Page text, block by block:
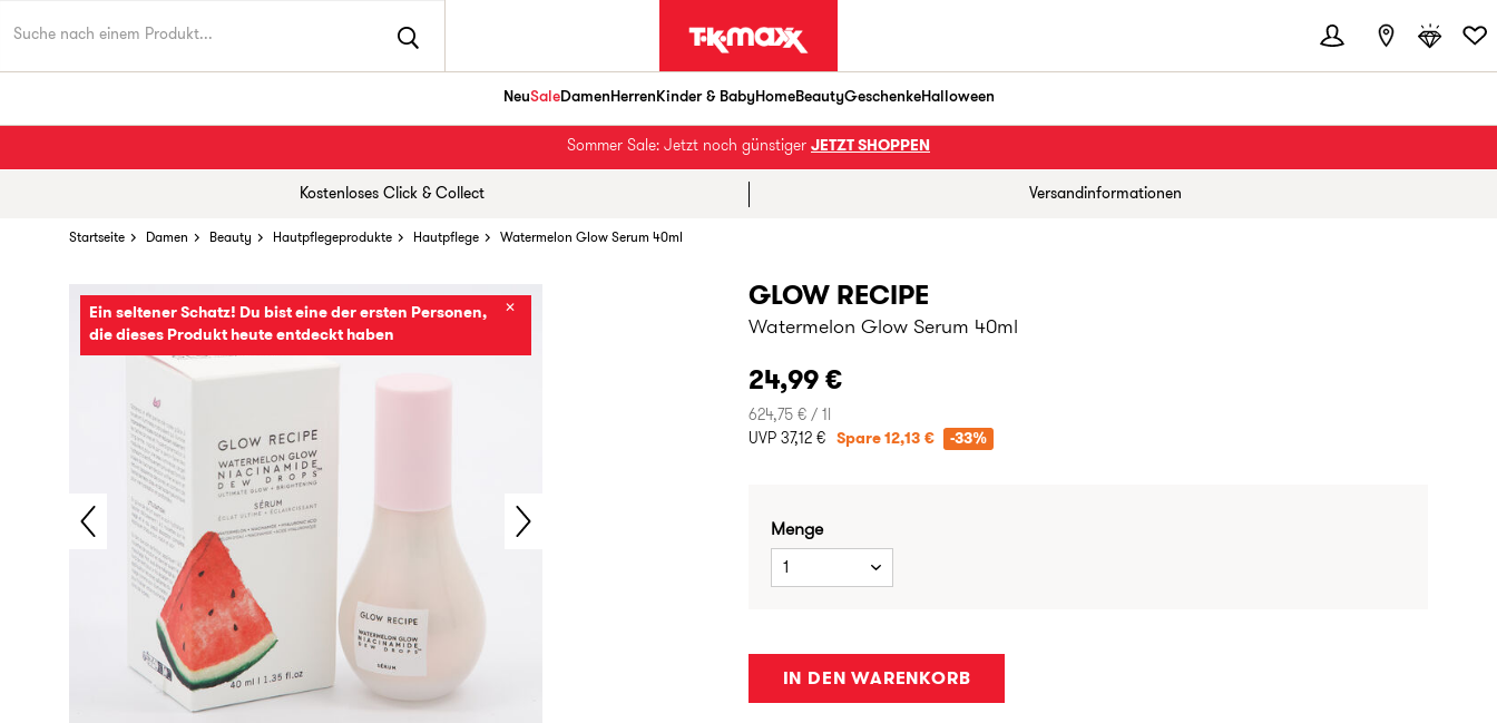
NeuSaleDamenHerrenKinder & BabyHomeBeautyGeschenkeHalloween
Sommer Sale: Jetzt noch günstiger JETZT SHOPPEN
Kostenloses Click & Collect Versandinformationen
Startseite Damen Beauty Hautpflegeprodukte Hautpflege Watermelon Glow Serum 40ml
Ein seltener Schatz! Du bist eine der ersten Personen,
die dieses Produkt heute entdeckt haben
✕ GLOW RECIPE
Watermelon Glow Serum 40ml
24,99 €
624,75 € / 1l
UVP 37,12 €
Spare 12,13 € -33%
Menge
1
IN DEN WARENKORB